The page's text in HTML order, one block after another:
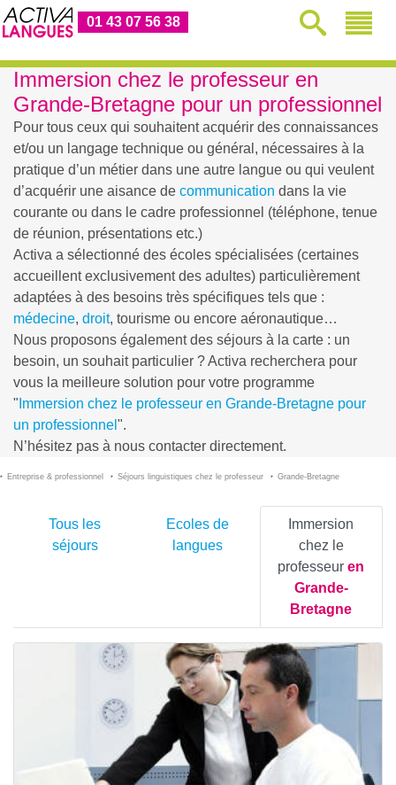
01 43 07 56 38
Immersion chez le professeur en
Grande-Bretagne pour un professionnel
Pour tous ceux qui souhaitent acquérir des connaissances
et/ou un langage technique ou général, nécessaires à la
pratique d’un métier dans une autre langue ou qui veulent
d’acquérir une aisance de communication dans la vie
courante ou dans le cadre professionnel (téléphone, tenue
de réunion, présentations etc.)
Activa a sélectionné des écoles spécialisées (certaines
accueillent exclusivement des adultes) particulièrement
adaptées à des besoins très spécifiques tels que :
médecine, droit, tourisme ou encore aéronautique…
Nous proposons également des séjours à la carte : un
besoin, un souhait particulier ? Activa recherchera pour
vous la meilleure solution pour votre programme
" Immersion chez le professeur en Grande-Bretagne pour
un professionnel ".
N’hésitez pas à nous contacter directement.
Entreprise & professionnel Séjours linguistiques chez le professeur Grande-Bretagne
Tous les
séjours
Ecoles de
langues
Immersion
chez le
professeuren
Grande-
Bretagne